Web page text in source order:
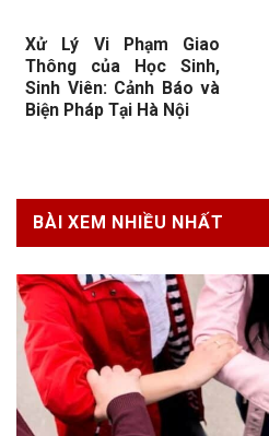
Xử Lý Vi Phạm Giao
Thông của Học Sinh,
Sinh Viên: Cảnh Báo và
Biện Pháp Tại Hà Nội
BÀI XEM NHIỀU NHẤT